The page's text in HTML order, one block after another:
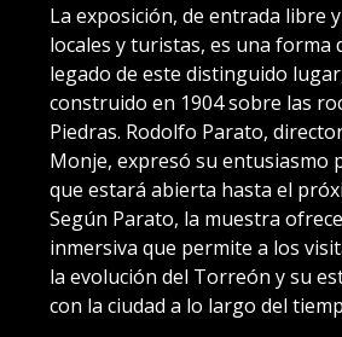
La exposición, de entrada libre
locales y turistas, es una forma
legado de este distinguido
construido en 1904 sobre las
Piedras. Rodolfo Parato,
Monje, expresó su entusiasmo
que estará abierta hasta el
Según Parato, la muestra
inmersiva que permite a los
la evolución del Torreón y su
con la ciudad a lo largo del